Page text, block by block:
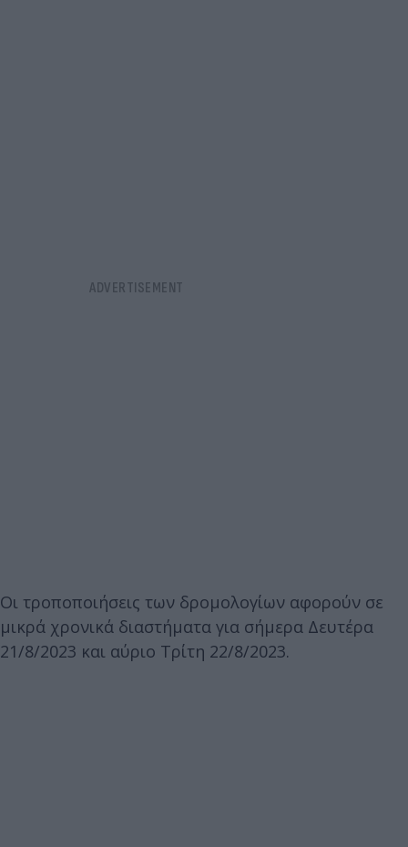
Οι τροποποιήσεις των δρομολογίων αφορούν σε
μικρά χρονικά διαστήματα για σήμερα Δευτέρα
21/8/2023 και αύριο Τρίτη 22/8/2023.